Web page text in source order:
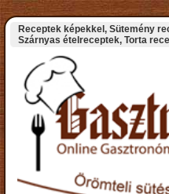
Receptek képekkel, Sütemény
Szárnyas ételreceptek, Torta